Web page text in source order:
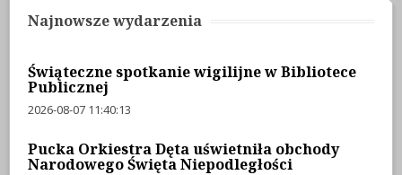
Najnowsze wydarzenia
Świąteczne spotkanie wigilijne w Bibliotece
Publicznej
2026-08-07 11:40:13
Pucka Orkiestra Dęta uświetniła obchody
Narodowego Święta Niepodległości